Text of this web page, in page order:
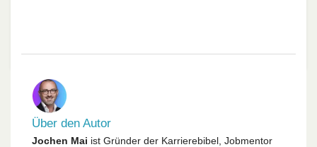
Über den Autor
Jochen Mai ist Gründer der Karrierebibel, Jobmentor